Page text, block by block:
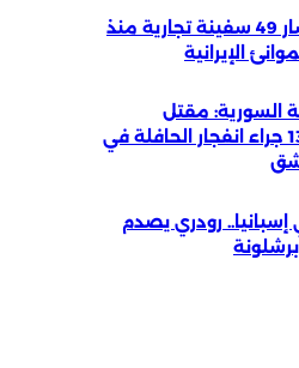
سنتكوم: تغيير مسار 49 سفينة تجارية منذ
الإيرانية
السورية: مقتل
شخصين وإصابة 13 جراء انفجار الحافلة في
رودري يصدم